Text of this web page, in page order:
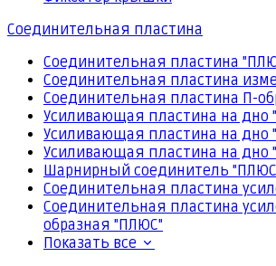
Соединительная пластина
Соединительная пластина
Соединительная пластина
Соединительная пластина П-
Усиливающая пластина на дно
Усиливающая пластина на дно
Усиливающая пластина на дно
Шарнирный соединитель
Соединительная пластина
Соединительная пластина
образная "ПЛЮС"
Показать все